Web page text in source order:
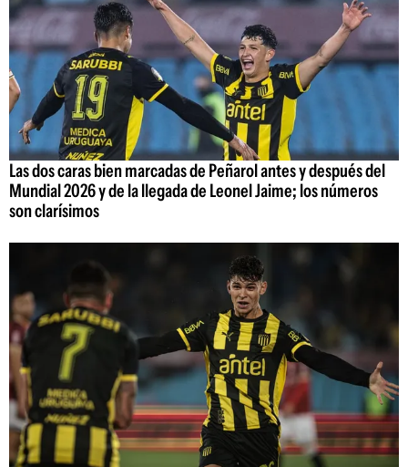
Las dos caras bien marcadas de Peñarol antes y después del
Mundial 2026 y de la llegada de Leonel Jaime; los números
son clarísimos